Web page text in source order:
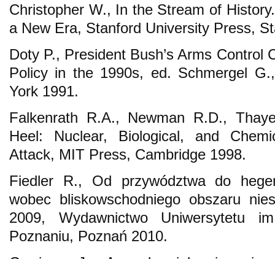
Christopher W., In the Stream of
a New Era, Stanford University Press,
Doty P., President Bush’s Arms Control
Policy in the 1990s, ed. Schmergel
York 1991.
Falkenrath R.A., Newman R.D.,
Heel: Nuclear, Biological, and
Attack, MIT Press, Cambridge 1998.
Fiedler R., Od przywództwa do
wobec bliskowschodniego obszaru
2009, Wydawnictwo Uniwersytetu
Poznaniu, Poznań 2010.